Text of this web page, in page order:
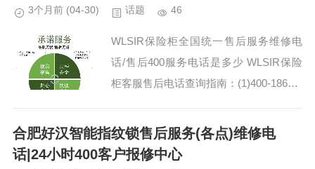
3个月前 (04-30) 话题 46
WLSIR保险柜全国统一售后服务维修电
话/售后400服务电话是多少 WLSIR保险
柜客服售后电话查询指南：(1)400-1865-9
65...
合肥好汉智能指纹锁售后服务(各点)维修电
话|24小时400客户报修中心